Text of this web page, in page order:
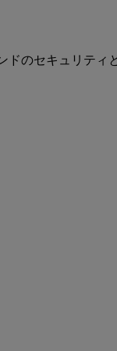
のセキュリティ